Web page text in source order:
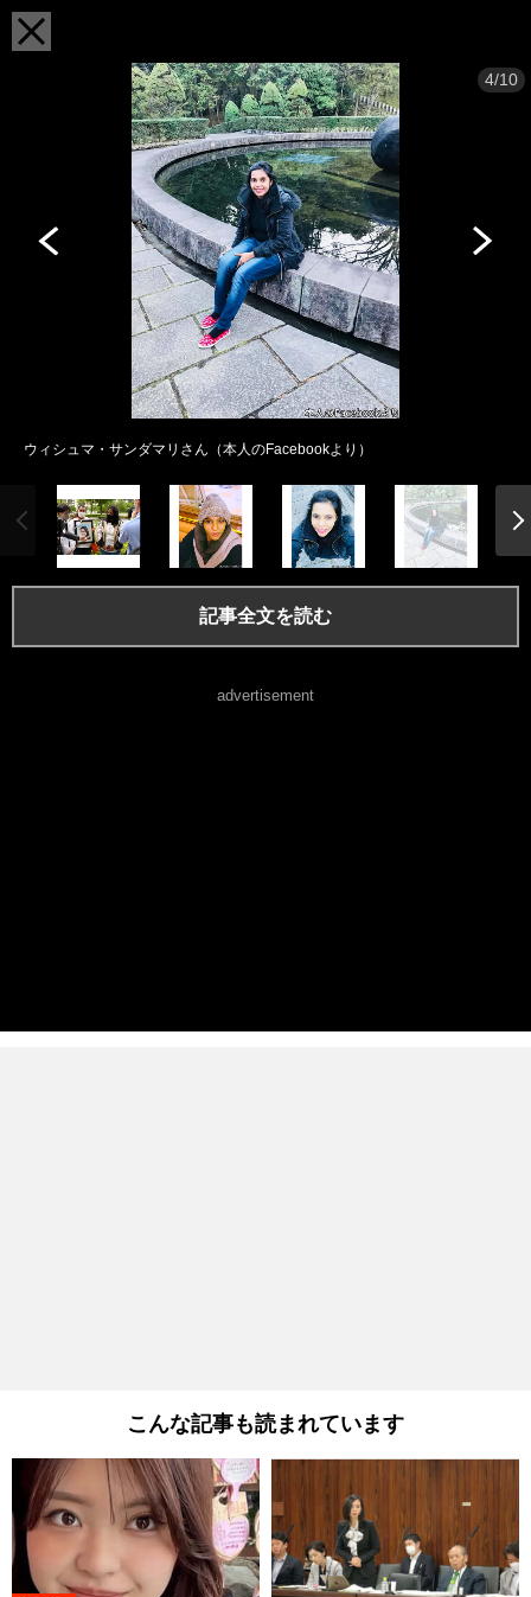
4/10
ウィシュマ・サンダマリさん（本人のFacebookより）
記事全文を読む
advertisement
こんな記事も読まれています